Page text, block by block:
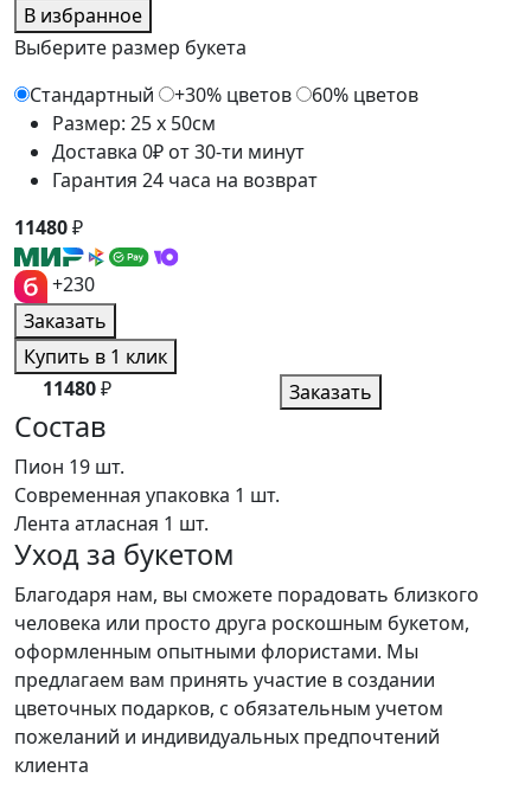
В избранное
Выберите размер букета
Стандартный
+30% цветов
60% цветов
Размер: 25 x 50см
Доставка 0₽ от 30-ти минут
Гарантия 24 часа на возврат
11480₽
+230
Заказать
Купить в 1 клик
11480₽ Заказать
Состав
Пион 19 шт.
Современная упаковка 1 шт.
Лента атласная 1 шт.
Уход за букетом
Благодаря нам, вы сможете порадовать близкого
человека или просто друга роскошным букетом,
оформленным опытными флористами. Мы
предлагаем вам принять участие в создании
цветочных подарков, с обязательным учетом
пожеланий и индивидуальных предпочтений
клиента